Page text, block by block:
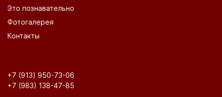
Это познавательно
Фотогалерея
Контакты
+7 (913) 950-73-06
+7 (983) 138-47-85